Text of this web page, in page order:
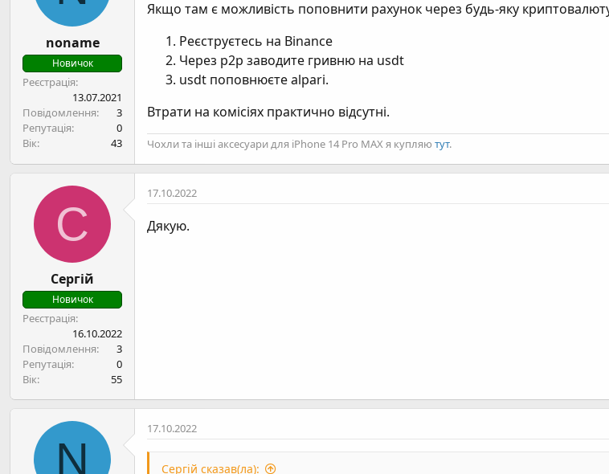
noname
Новичок
Реєстрація
13.07.2021
Повідомлення
3
Репутація
0
Вік
43
Якщо там є можливість поповнити рахунок через будь-яку
Реєструєтесь на Binance
Через p2p заводите гривню на usdt
usdt поповнюєте alpari.
Втрати на комісіях практично відсутні.
Чохли та інші аксесуари для iPhone 14 Pro MAX я купляю тут.
С
Сергій
Новичок
Реєстрація
16.10.2022
Повідомлення
3
Репутація
0
Вік
55
17.10.2022
Дякую.
N
17.10.2022
Сергій сказав(ла):